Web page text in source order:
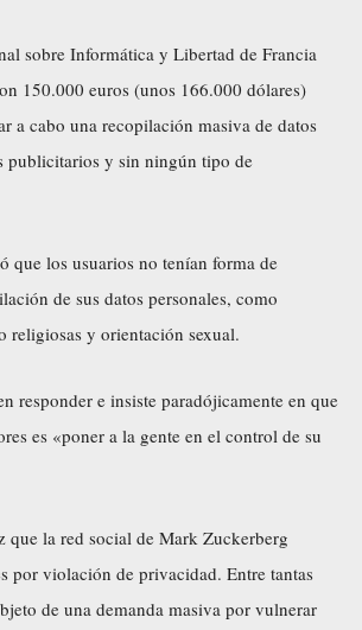
sobre Informática y Libertad de Francia
150.000 euros (unos 166.000 dólares)
a cabo una recopilación masiva de datos
publicitarios y sin ningún tipo de
que los usuarios no tenían forma de
de sus datos personales, como
religiosas y orientación sexual.
responder e insiste paradójicamente en que
es «poner a la gente en el control de su
que la red social de Mark Zuckerberg
por violación de privacidad. Entre tantas
de una demanda masiva por vulnerar